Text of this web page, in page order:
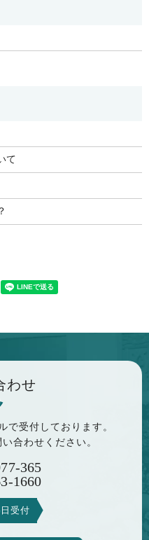
て
わせ
で受付しております。
い合わせください。
365
1660
受付